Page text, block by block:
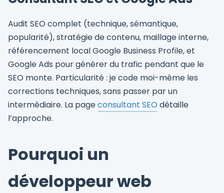
Audit SEO complet (technique, sémantique,
popularité), stratégie de contenu, maillage interne,
référencement local Google Business Profile, et
Google Ads pour générer du trafic pendant que le
SEO monte. Particularité : je code moi-même les
corrections techniques, sans passer par un
intermédiaire. La pageconsultant SEO détaille
l’approche.
Pourquoi un
développeur web